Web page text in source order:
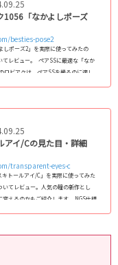
1056「なかよしポーズ
besties-pose2
しポーズ2」を実際に使ってみたの
てレビュー。 ペアSSに最適な「なか
ビアクは、ペアSSを撮るのに適し
なかよしポーズ2」概要 概要
最初
アイ/Cの見た目・詳細
transparent-eyes-c
キトールアイ/C」を実際に使ってみた
てレビュー。人気の瞳の新作とし
えるのかもご紹介します。 NGS仕様
Bのガラス細工風よりも鮮やかな発色